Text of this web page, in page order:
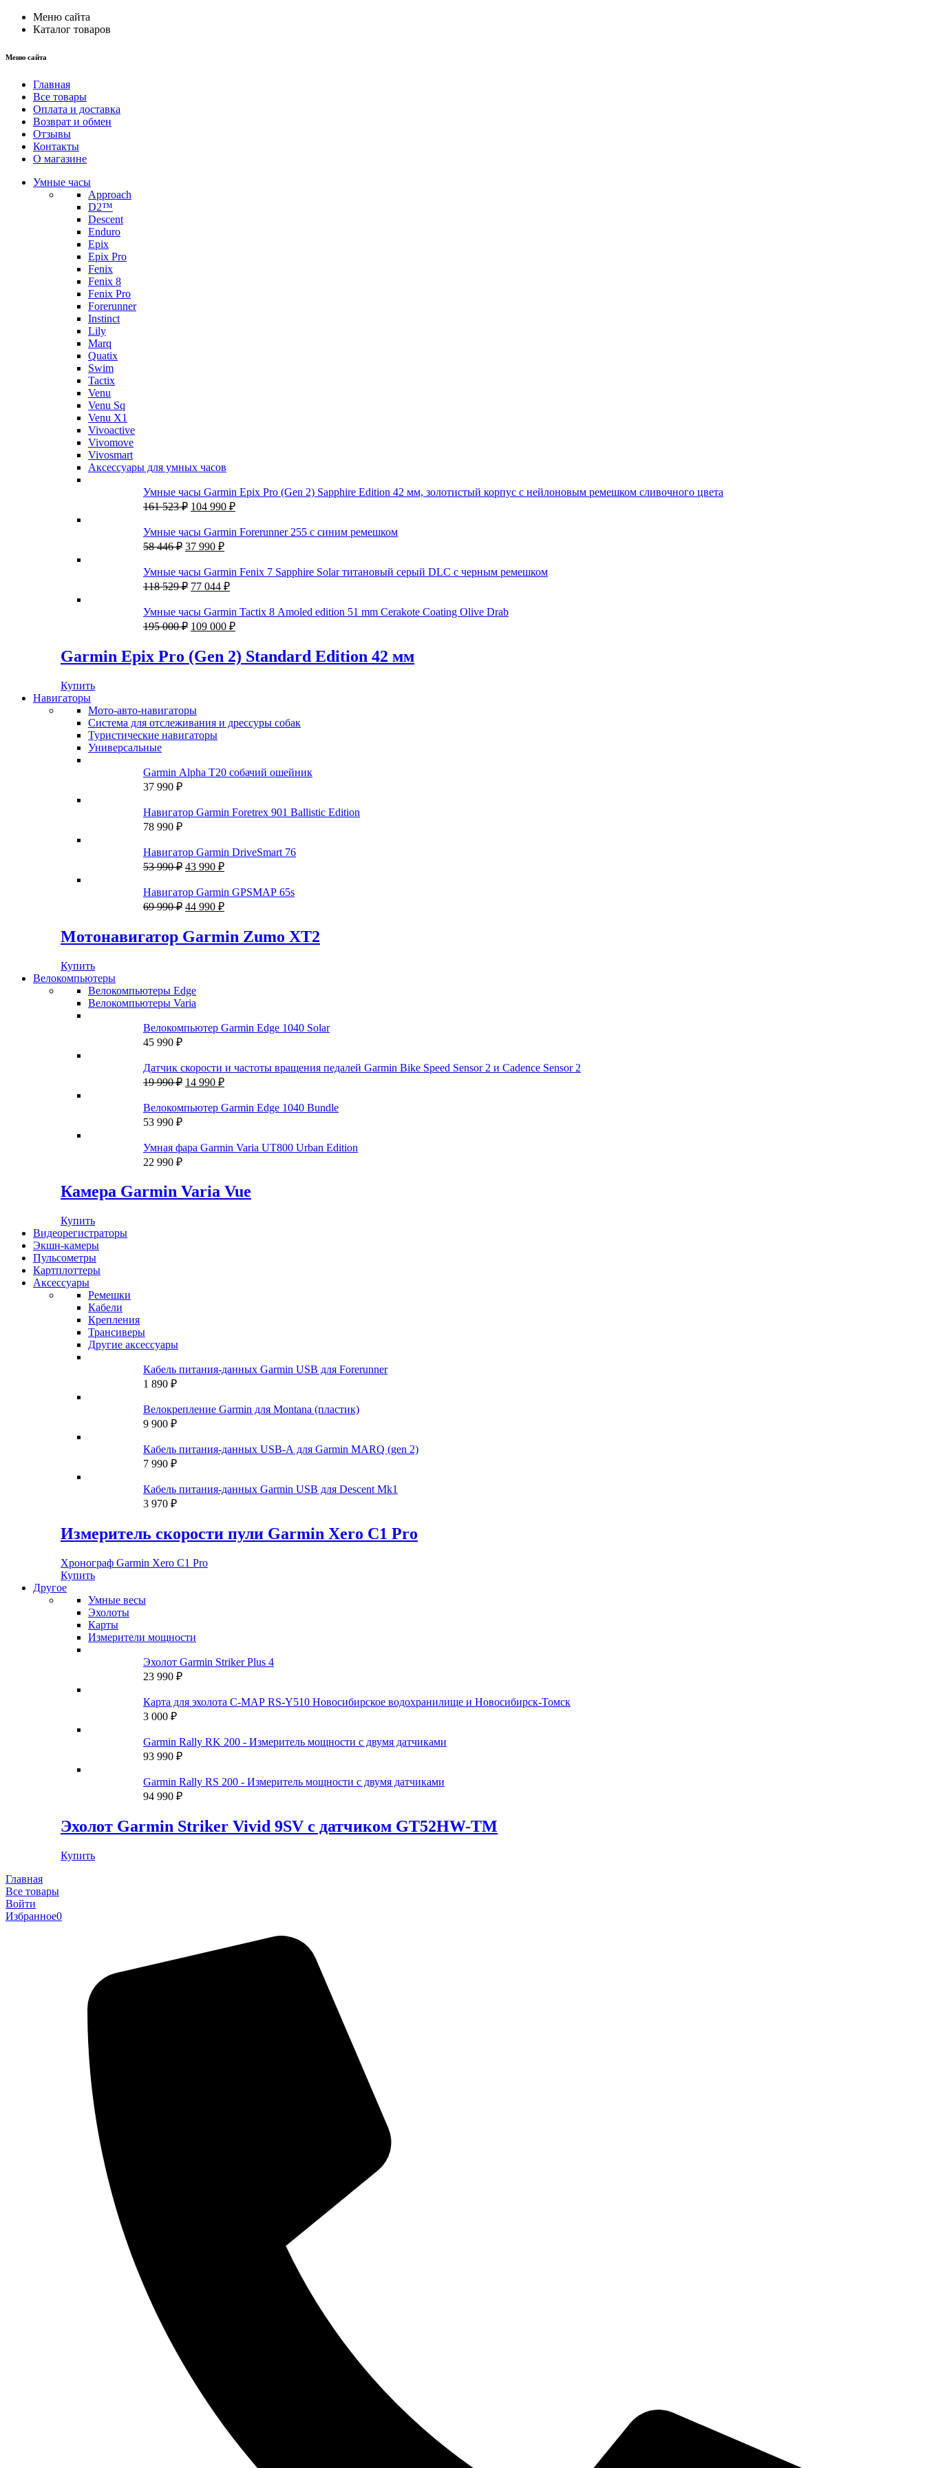
Меню сайта
Каталог товаров
Меню сайта
Главная
Все товары
Оплата и доставка
Возврат и обмен
Отзывы
Контакты
О магазине
Умные часы
Approach
D2™
Descent
Enduro
Epix
Epix Pro
Fenix
Fenix 8
Fenix Pro
Forerunner
Instinct
Lily
Marq
Quatix
Swim
Tactix
Venu
Venu Sq
Venu X1
Vivoactive
Vivomove
Vivosmart
Аксессуары для умных часов
Умные часы Garmin Epix Pro (Gen 2) Sapphire Edition 42 мм, золотистый корпус с нейлоновым ремешком сливочного цвета
161 523₽ Первоначальная
составляла
161
523 ₽.
104 990 ₽Текущая
104
Умные часы Garmin Forerunner 255 с синим ремешком
58 446₽ Первоначальная
составляла
58
446 ₽.
37 990 ₽Текущая
37
990 ₽.
Умные часы Garmin Fenix 7 Sapphire Solar титановый серый DLC с черным ремешком
118 529₽ Первоначальная
составляла
118
529 ₽.
77 044 ₽Текущая
77
044 ₽.
Умные часы Garmin Tactix 8 Amoled edition 51 mm Cerakote Coating Olive Drab
195 000₽ Первоначальная
составляла
195
109 000 ₽Текущая
109
000 ₽.
Garmin Epix Pro (Gen 2) Standard Edition 42 мм
Купить
Навигаторы
Мото-авто-навигаторы
Система для отслеживания и дрессуры собак
Туристические навигаторы
Универсальные
Garmin Alpha T20 собачий ошейник
37 990 ₽
Навигатор Garmin Foretrex 901 Ballistic Edition
78 990 ₽
Навигатор Garmin DriveSmart 76
53 990₽ Первоначальная
составляла
53
990 ₽.
43 990 ₽Текущая
43
990 ₽.
Навигатор Garmin GPSMAP 65s
69 990₽ Первоначальная
составляла
69
44 990 ₽Текущая
44
990 ₽.
Мотонавигатор Garmin Zumo XT2
Купить
Велокомпьютеры
Велокомпьютеры Edge
Велокомпьютеры Varia
Велокомпьютер Garmin Edge 1040 Solar
45 990 ₽
Датчик скорости и частоты вращения педалей Garmin Bike Speed Sensor 2 и Cadence Sensor 2
19 990₽ Первоначальная
составляла
19
14 990 ₽Текущая
14
Велокомпьютер Garmin Edge 1040 Bundle
53 990 ₽
Умная фара Garmin Varia UT800 Urban Edition
22 990 ₽
Камера Garmin Varia Vue
Купить
Видеорегистраторы
Экшн-камеры
Пульсометры
Картплоттеры
Аксессуары
Ремешки
Кабели
Крепления
Трансиверы
Другие аксессуары
Кабель питания-данных Garmin USB для Forerunner
1 890 ₽
Велокрепление Garmin для Montana (пластик)
9 900 ₽
Кабель питания-данных USB-A для Garmin MARQ (gen 2)
7 990 ₽
Кабель питания-данных Garmin USB для Descent Mk1
3 970 ₽
Измеритель скорости пули Garmin Xero C1 Pro
Хронограф Garmin Xero C1 Pro
Купить
Другое
Умные весы
Эхолоты
Карты
Измерители мощности
Эхолот Garmin Striker Plus 4
23 990 ₽
Карта для эхолота C-MAP RS-Y510 Новосибирское водохранилище и Новосибирск-Томск
3 000 ₽
Garmin Rally RK 200 - Измеритель мощности с двумя датчиками
93 990 ₽
Garmin Rally RS 200 - Измеритель мощности с двумя датчиками
94 990 ₽
Эхолот Garmin Striker Vivid 9SV с датчиком GT52HW-TM
Купить
Главная
Все товары
Войти
Избранное0